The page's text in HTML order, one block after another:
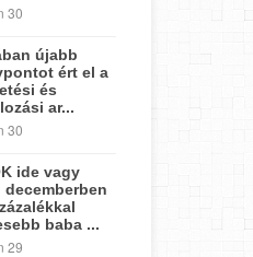
30
újabb
ért el a
és
ar...
30
ide vagy
decemberben
baba ...
29